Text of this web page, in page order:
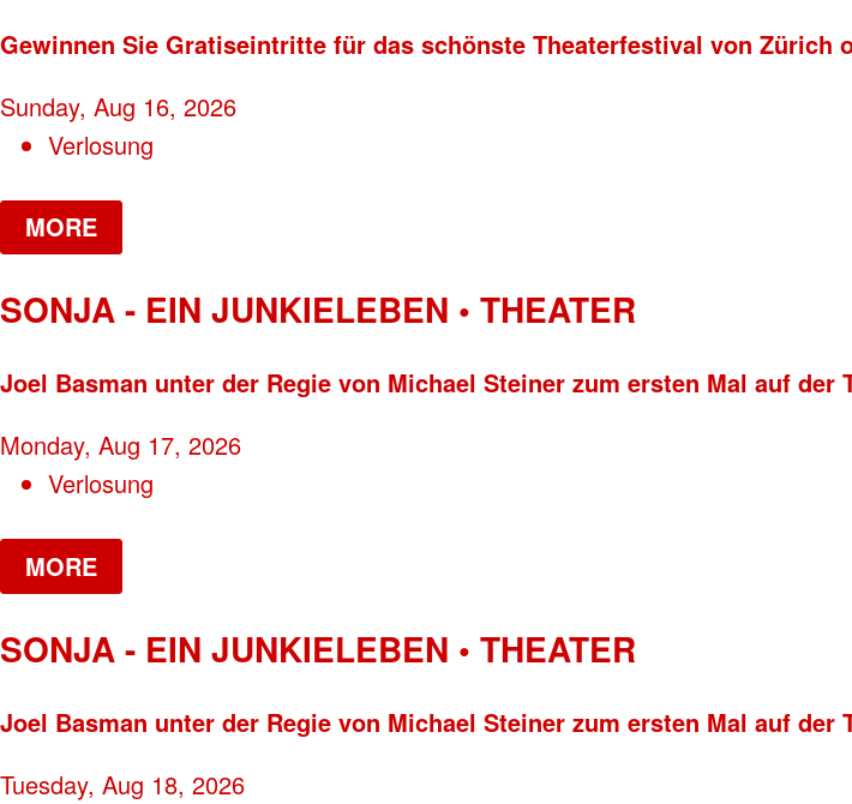
Gewinnen Sie Gratiseintritte für das schönste Theaterfestival von Zürich
Sunday, Aug 16, 2026
Verlosung
MORE
SONJA - EIN JUNKIELEBEN • THEATER
Joel Basman unter der Regie von Michael Steiner zum ersten Mal auf der
Monday, Aug 17, 2026
Verlosung
MORE
SONJA - EIN JUNKIELEBEN • THEATER
Joel Basman unter der Regie von Michael Steiner zum ersten Mal auf der
Tuesday, Aug 18, 2026